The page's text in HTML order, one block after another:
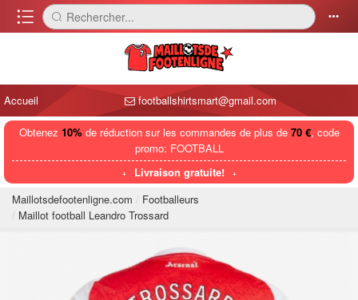
󰈍 󰅼 Rechercher... 󰄒
Accueil footballshirtsmart@gmail.com
Obtenez 10%de réduction sur les commandes de plus de 70 €, code
promo: FOOTBALL
Livraison gratuite!
Maillotsdefootenligne.com
Footballeurs
Maillot football Leandro Trossard